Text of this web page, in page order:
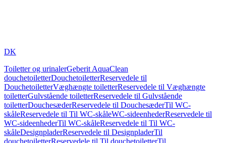
DK
Toiletter og urinalerGeberit AquaClean
douchetoiletterDouchetoiletterReservedele til
DouchetoiletterVæghængte toiletterReservedele til Væghængte
toiletterGulvstående toiletterReservedele til Gulvstående
toiletterDouchesæderReservedele til DouchesæderTil WC-
skåleReservedele til Til WC-skåleWC-sideenhederReservedele til
WC-sideenhederTil WC-skåleReservedele til Til WC-
skåleDesignpladerReservedele til DesignpladerTil
douchetoiletterReservedele til Til douchetoiletterTil